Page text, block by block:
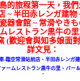
的旅程第一天，我們
~ 半田赤レンガ建物
器會館 ~ 常滑やき
レストラン黒牛の
(歡迎會與知多娘面
詳文見：
-臨空常滑站前店、半田赤レン
ームレストラン黒牛の里、バー
ˊ